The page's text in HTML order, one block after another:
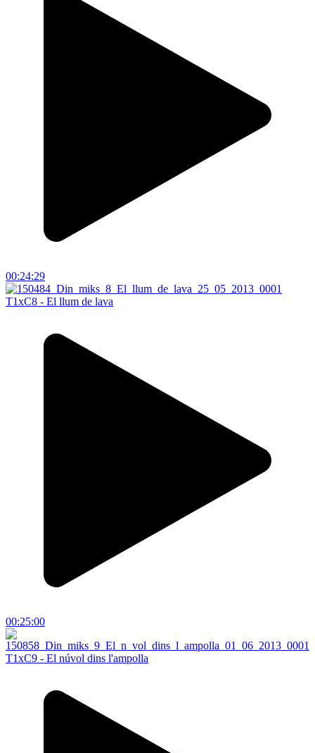
00:24:29
T1xC8 - El llum de lava
00:25:00
T1xC9 - El núvol dins l'ampolla